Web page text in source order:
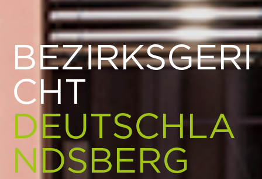
BEZIRKSGERI
CHT
DEUTSCHLA
NDSBERG